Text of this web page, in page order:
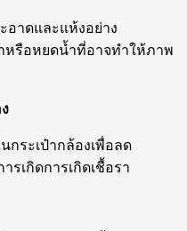
อาดและแห้งอย่าง
หรือหยดน้ำที่อาจทำให้ภาพ
กระเป๋ากล้องเพื่อลด
เกิดการเกิดเชื้อรา